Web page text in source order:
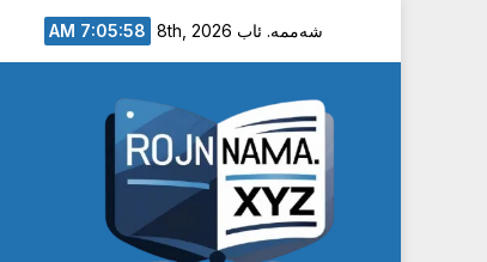
شەممە. ئاب 8th, 2026 7:05:59 AM